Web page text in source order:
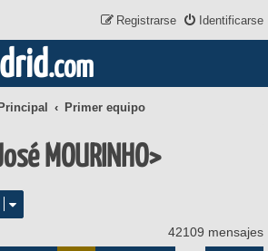
Identificarse
Registrarse
.com
Principal Primer equipo
MOURINHO>
42109 mensajes